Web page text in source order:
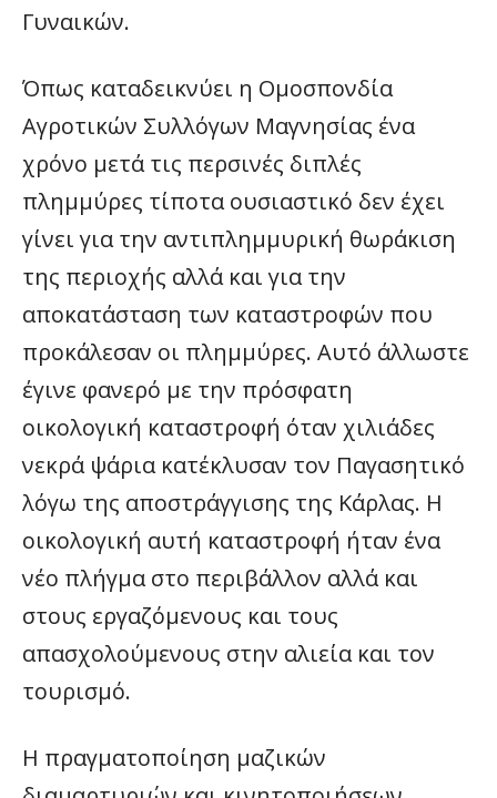
Γυναικών.
Όπως καταδεικνύει η Ομοσπονδία
Αγροτικών Συλλόγων Μαγνησίας ένα
χρόνο μετά τις περσινές διπλές
πλημμύρες τίποτα ουσιαστικό δεν έχει
γίνει για την αντιπλημμυρική θωράκιση
της περιοχής αλλά και για την
αποκατάσταση των καταστροφών που
προκάλεσαν οι πλημμύρες. Αυτό άλλωστε
έγινε φανερό με την πρόσφατη
οικολογική καταστροφή όταν χιλιάδες
νεκρά ψάρια κατέκλυσαν τον Παγασητικό
λόγω της αποστράγγισης της Κάρλας. Η
οικολογική αυτή καταστροφή ήταν ένα
νέο πλήγμα στο περιβάλλον αλλά και
στους εργαζόμενους και τους
απασχολούμενους στην αλιεία και τον
τουρισμό.
Η πραγματοποίηση μαζικών